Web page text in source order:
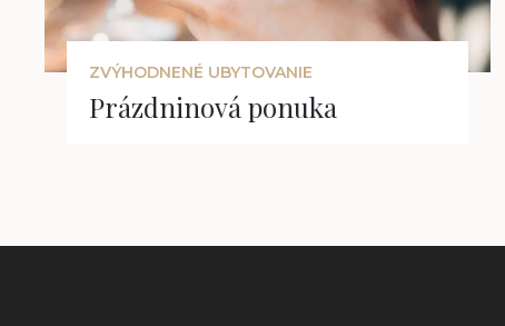
ZVÝHODNENÉ UBYTOVANIE
Prázdninová ponuka